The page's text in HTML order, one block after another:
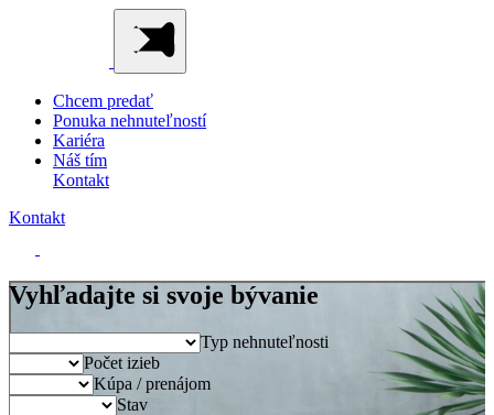
Chcem predať
Ponuka nehnuteľností
Kariéra
Náš tím
Kontakt
Kontakt
Vyhľadajte si svoje bývanie
Typ nehnuteľnosti
Počet izieb
Kúpa / prenájom
Stav